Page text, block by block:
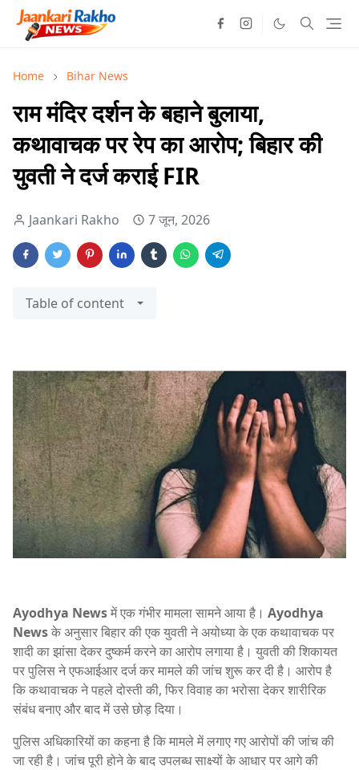
Home Bihar News
राम मंदिर दर्शन के बहाने बुलाया,
कथावाचक पर रेप का आरोप; बिहार की
युवती ने दर्ज कराई FIR
Jaankari Rakho 7 जून, 2026
Table of content
Ayodhya Newsमें एक गंभीर मामला सामने आया है। Ayodhya
Newsके अनुसार बिहार की एक युवती ने अयोध्या के एक कथावाचक पर
शादी का झांसा देकर दुष्कर्म करने का आरोप लगाया है। युवती की शिकायत
पर पुलिस ने एफआईआर दर्ज कर मामले की जांच शुरू कर दी है। आरोप है
कि कथावाचक ने पहले दोस्ती की, फिर विवाह का भरोसा देकर शारीरिक
संबंध बनाए और बाद में उसे छोड़ दिया।
पुलिस अधिकारियों का कहना है कि मामले में लगाए गए आरोपों की जांच की
जा रही है। जांच पूरी होने के बाद उपलब्ध साक्ष्यों के आधार पर आगे की